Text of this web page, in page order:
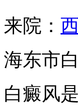
来院：
海东市
白癜风